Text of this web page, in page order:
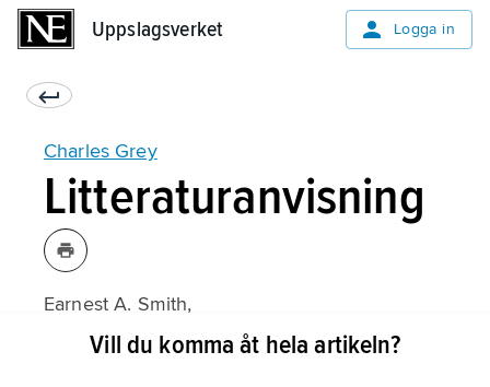
Uppslagsverket Logga in
Charles Grey
Litteraturanvisning
Earnest A. Smith,
Lord Grey, 1764–1845
Vill du komma åt hela artikeln?